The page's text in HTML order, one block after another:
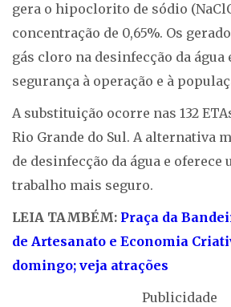
gera o hipoclorito de sódio
concentração de 0,65%. Os
gás cloro na desinfecção da água
segurança à operação e à
A substituição ocorre nas 132
Rio Grande do Sul. A alternativa
de desinfecção da água e oferece
trabalho mais seguro.
LEIA TAMBÉM: Praça da
de Artesanato e Economia
domingo; veja atrações
Publicidade